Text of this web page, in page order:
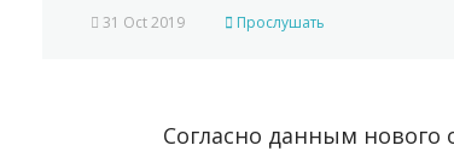
31 Oct 2019 Прослушать
Согласно данным нового